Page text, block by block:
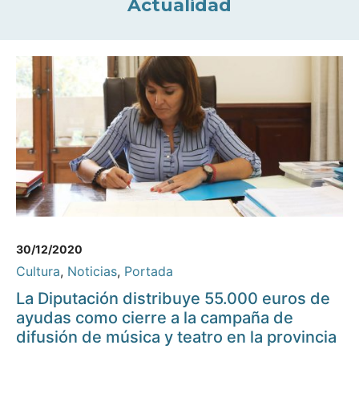
Actualidad
30/12/2020
Cultura, Noticias, Portada
La Diputación distribuye 55.000 euros de
ayudas como cierre a la campaña de
difusión de música y teatro en la provincia